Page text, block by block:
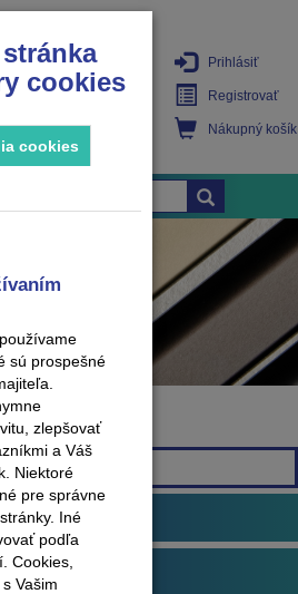
Prihlásiť
Registrovať
Nákupný košík
cookies
cookies
sú prospešné
zlepšovať
a Váš
Niektoré
pre správne
Iné
podľa
Cookies,
Vašim